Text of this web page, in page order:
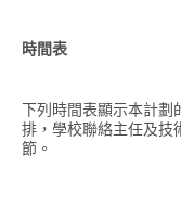
時間表
下列時間表顯示本計劃
排，學校聯絡主任及技
節。